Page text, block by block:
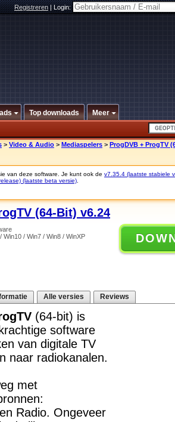
Registreren|Login:
Top downloads Meer
> Video & Audio > Mediaspelers > ProgDVB + ProgTV
van deze software. Je kunt ook de v7.35.4 (laatste stabiele
(laatste beta versie)
(64-Bit) v6.24
Win10 / Win7 / Win8 / WinXP
Alle versies Reviews
(64-bit) is
software
van digitale TV
naar radiokanalen.
met
Radio. Ongeveer